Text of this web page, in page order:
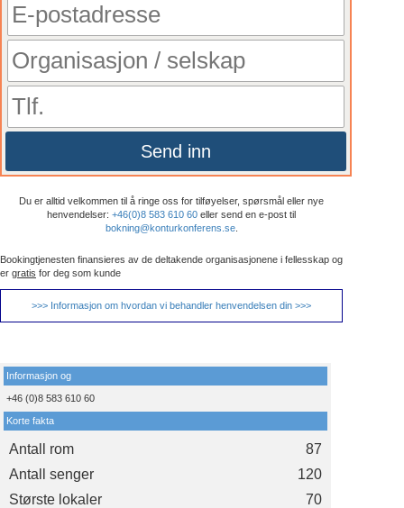
Send inn
Du er alltid velkommen til å ringe oss for tilføyelser, spørsmål eller nye
henvendelser: +46(0)8 583 610 60 eller send en e-post til
bokning@konturkonferens.se.
Bookingtjenesten finansieres av de deltakende organisasjonene i fellesskap og
er gratis for deg som kunde
>>> Informasjon om hvordan vi behandler henvendelsen din >>>
Informasjon og
+46 (0)8 583 610 60
Korte fakta
Antall rom
87
Antall senger
120
Største lokaler
70